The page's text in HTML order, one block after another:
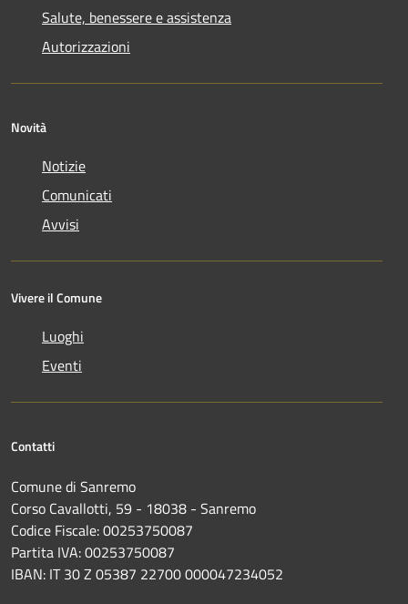
Salute, benessere e assistenza
Autorizzazioni
Novità
Notizie
Comunicati
Avvisi
Vivere il Comune
Luoghi
Eventi
Contatti
Comune di Sanremo
Corso Cavallotti, 59 - 18038 - Sanremo
Codice Fiscale: 00253750087
Partita IVA: 00253750087
IBAN: IT 30 Z 05387 22700 000047234052